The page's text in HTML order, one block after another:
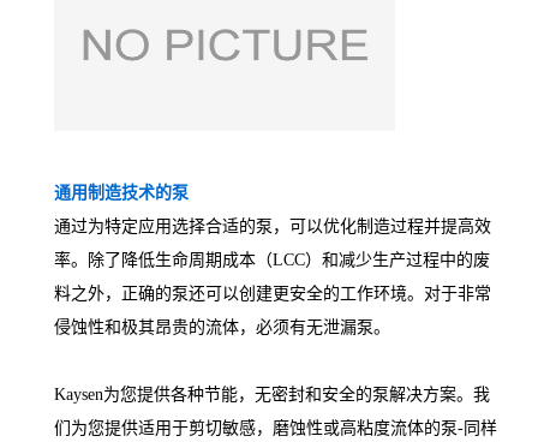
通用制造技术的泵
通过为特定应用选择合适的泵，可以优化制造过程并提高效
率。除了降低生命周期成本（LCC）和减少生产过程中的废
料之外，正确的泵还可以创建更安全的工作环境。对于非常
侵蚀性和极其昂贵的流体，必须有无泄漏泵。
Kaysen为您提供各种节能，无密封和安全的泵解决方案。我
们为您提供适用于剪切敏感，磨蚀性或高粘度流体的泵-同样